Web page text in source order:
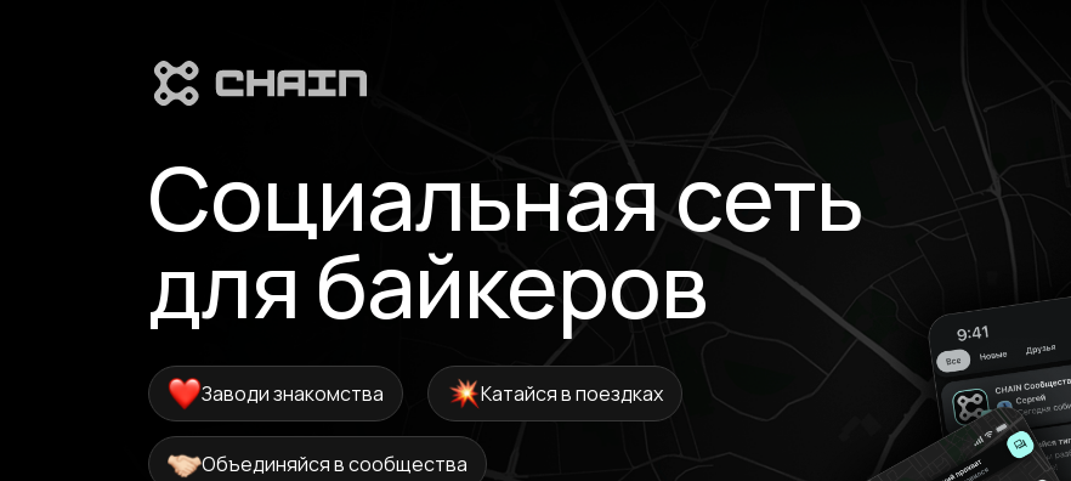
Социальная сеть
для байкеров
Катайся в поездках
Объединяйся в сообщества
Заводи знакомства